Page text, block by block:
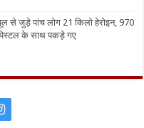
से जुड़े पांच लोग 21 किलो हेरोइन, 970
के साथ पकड़े गए